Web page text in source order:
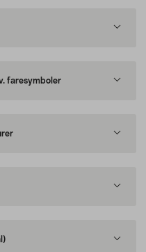
faresymboler